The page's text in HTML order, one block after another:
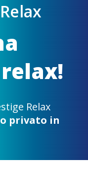
Relax
privato in